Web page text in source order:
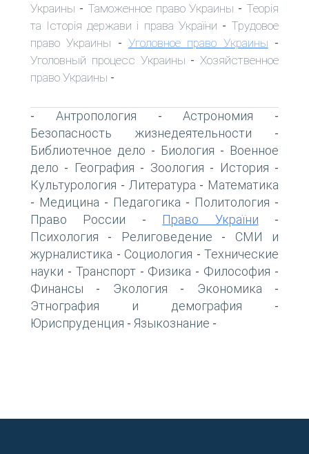
Украины - Таможенное право Украины - Теорія
та Історія держави і права України - Трудовое
право Украины -Уголовное право Украины -
Уголовный процесс Украины - Хозяйственное
право Украины -
- Антропология -Астрономия -
Безопасность жизнедеятельности -
Библиотечное дело - Биология - Военное
дело - География - Зоология - История -
Культурология - Литература - Математика
- Медицина - Педагогика - Политология -
Право России - Право України -
Психология - Религоведение - СМИ и
журналистика - Социология - Технические
науки - Транспорт- Физика - Философия -
Финансы - Экология - Экономика -
Этнография и демография -
Юриспруденция - Языкознание -